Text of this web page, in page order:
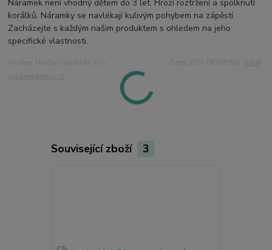
Náramek není vhodný dětem do 3 let. Hrozí roztržení a spolknutí
korálků. Náramky se navlékají kulivým pohybem na zápěstí.
Zacházejte s každým našim produktem s ohledem na jeho
specifické vlastnosti.
Výrobce: Hračky jako dárky s.r.o., Vikletice 3, 43801 Žatec, IČO: 08585962,
galaxiekamenu.cz
Související zboží 3